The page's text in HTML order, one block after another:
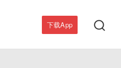
下载App 